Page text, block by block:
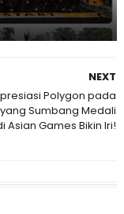
NEXT
Polygon pada
Sumbang Medali
Asian Games Bikin Iri!